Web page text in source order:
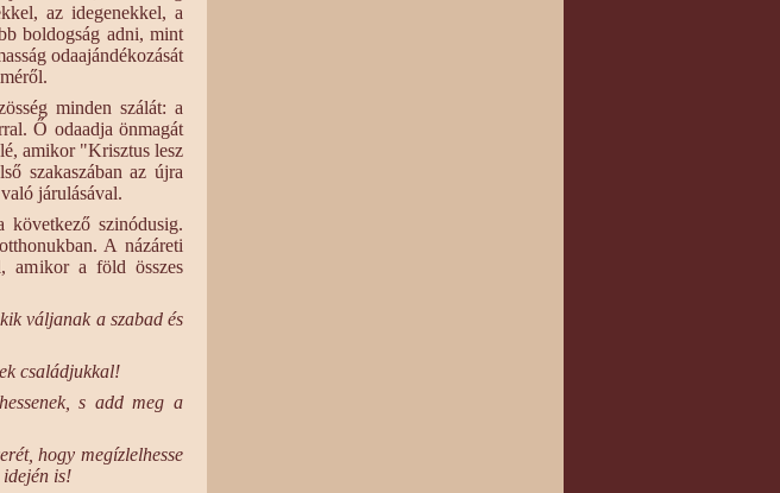
az idegenekkel, a
boldogság adni, mint
odaajándékozását
minden szálát: a
Ő odaadja önmagát
amikor "Krisztus lesz
szakaszában az újra
járulásával.
szinódusig.
A názáreti
amikor a föld összes
váljanak a szabad és
családjukkal!
s add meg a
hogy megízlelhesse
idején is!